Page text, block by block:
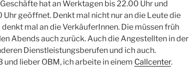
hat an Werktagen bis 22.00 Uhr und
geöffnet. Denkt mal nicht nur an die Leute die
mal an die VerkäuferInnen. Die müssen früh
Abends auch zurück. Auch die Angestellten in der
Dienstleistungsberufen und ich auch.
und lieber OBM, ich arbeite in einem Callcenter.